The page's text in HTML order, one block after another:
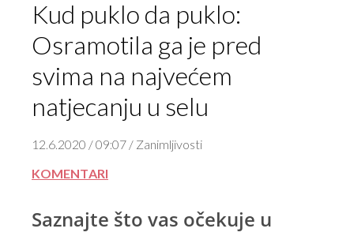
Kud puklo da puklo:
Osramotila ga je pred
svima na najvećem
natjecanju u selu
12.6.2020 / 09:07 / Zanimljivosti
KOMENTARI
Saznajte što vas očekuje u